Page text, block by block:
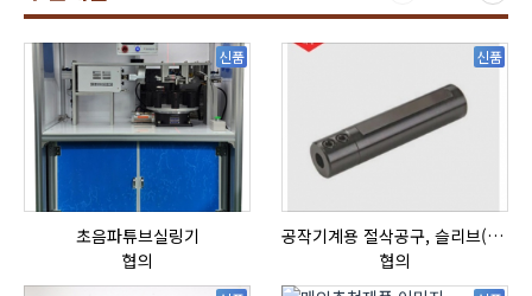
신품
초음파튜브실링기
협의
신품
공작기계용 절삭공구, 슬리브(SLEEVE)
협의